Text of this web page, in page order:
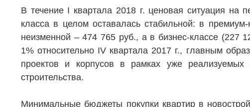
В течение I квартала 2018 г. ценовая ситуация на
класса в целом оставалась стабильной: в
неизменной – 474 765 руб., а в бизнес-классе (227
1% относительно IV квартала 2017 г., главным
проектов и корпусов в рамках уже
строительства.
Минимальные бюджеты покупки квартир в